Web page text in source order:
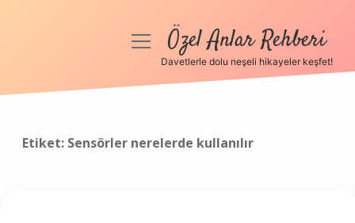
Anasayfa
menüyüÖzel Anlar Rehberi
Davetlerle dolu neşeli hikayeler keşfet!
Etiket: Sensörler nerelerde kullanılır